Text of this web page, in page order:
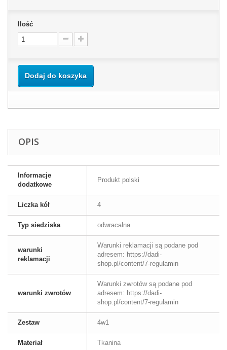
Ilość
Dodaj do koszyka
OPIS
Informacje
dodatkowe
Produkt polski
Liczka kół 4
Typ siedziska odwracalna
warunki
reklamacji
Warunki reklamacji są podane pod
adresem: https://dadi-
shop.pl/content/7-regulamin
warunki zwrotów
Warunki zwrotów są podane pod
adresem: https://dadi-
shop.pl/content/7-regulamin
Zestaw 4w1
Materiał Tkanina